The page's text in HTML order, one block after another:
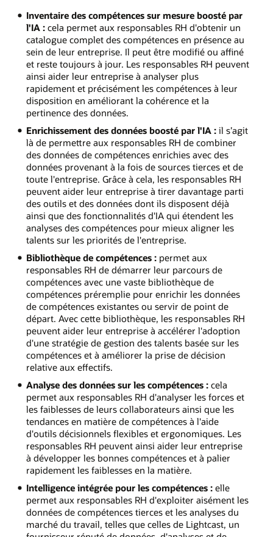
Inventaire des compétences sur mesure boosté par
l'IA :cela permet aux responsables RH d'obtenir un
catalogue complet des compétences en présence au
sein de leur entreprise. Il peut être modifié ou affiné
et reste toujours à jour. Les responsables RH peuvent
ainsi aider leur entreprise à analyser plus
rapidement et précisément les compétences à leur
disposition en améliorant la cohérence et la
pertinence des données.
Enrichissement des données boosté par l'IA : il s’agit
là de permettre aux responsables RH de combiner
des données de compétences enrichies avec des
données provenant à la fois de sources tierces et de
toute l'entreprise. Grâce à cela, les responsables RH
peuvent aider leur entreprise à tirer davantage parti
des outils et des données dont ils disposent déjà
ainsi que des fonctionnalités d'IA qui étendent les
analyses des compétences pour mieux aligner les
talents sur les priorités de l'entreprise.
Bibliothèque de compétences : permet aux
responsables RH de démarrer leur parcours de
compétences avec une vaste bibliothèque de
compétences préremplie pour enrichir les données
de compétences existantes ou servir de point de
départ. Avec cette bibliothèque, les responsables RH
peuvent aider leur entreprise à accélérer l'adoption
d'une stratégie de gestion des talents basée sur les
compétences et à améliorer la prise de décision
relative aux effectifs.
Analyse des données sur les compétences :cela
permet aux responsables RH d'analyser les forces et
les faiblesses de leurs collaborateurs ainsi que les
tendances en matière de compétences à l'aide
d'outils décisionnels flexibles et ergonomiques. Les
responsables RH peuvent ainsi aider leur entreprise
à développer les bonnes compétences et à palier
rapidement les faiblesses en la matière.
Intelligence intégrée pour les compétences :elle
permet aux responsables RH d'exploiter aisément les
données de compétences tierces et les analyses du
marché du travail, telles que celles de Lightcast, un